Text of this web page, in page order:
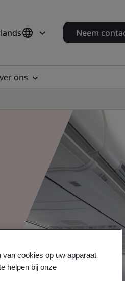
Neem
ons
van cookies op uw apparaat
helpen bij onze